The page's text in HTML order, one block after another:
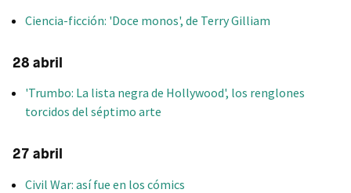
Ciencia-ficción: 'Doce monos', de Terry Gilliam
28 abril
'Trumbo: La lista negra de Hollywood', los renglones
torcidos del séptimo arte
27 abril
Civil War: así fue en los cómics